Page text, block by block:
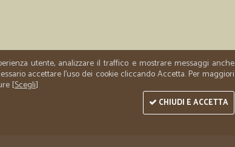
utente, analizzare il traffico e mostrare messaggi anche
accettare l'uso dei cookie cliccando Accetta. Per maggiori
[Scegli]
CHIUDI E ACCETTA